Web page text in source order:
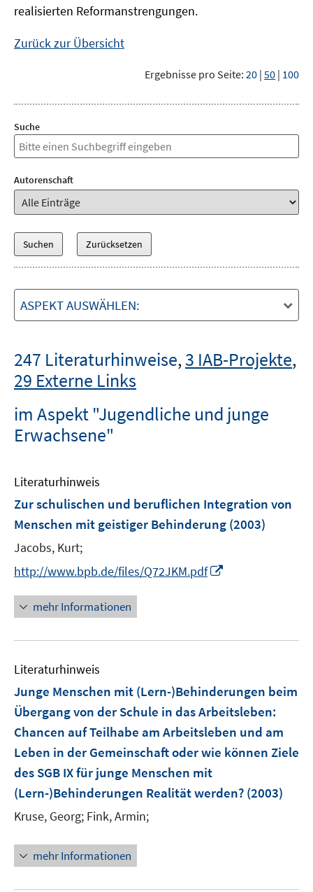
realisierten Reformanstrengungen.
Zurück zur Übersicht
Ergebnisse pro Seite: 20 | 50 | 100
Suche
Autorenschaft
ASPEKT AUSWÄHLEN:
247 Literaturhinweise,3 IAB-Projekte,
29 Externe Links
im Aspekt "Jugendliche und junge
Erwachsene"
Literaturhinweis
Zur schulischen und beruflichen Integration von
Menschen mit geistiger Behinderung (2003)
Jacobs, Kurt;
http://www.bpb.de/files/Q72JKM.pdf
u
F
e
n
s
t
r
n
mehr Informationen
Literaturhinweis
Junge Menschen mit (Lern-)Behinderungen beim
Übergang von der Schule in das Arbeitsleben:
Chancen auf Teilhabe am Arbeitsleben und am
Leben in der Gemeinschaft oder wie können Ziele
des SGB IX für junge Menschen mit
(Lern-)Behinderungen Realität werden? (2003)
Kruse, Georg; Fink, Armin;
mehr Informationen